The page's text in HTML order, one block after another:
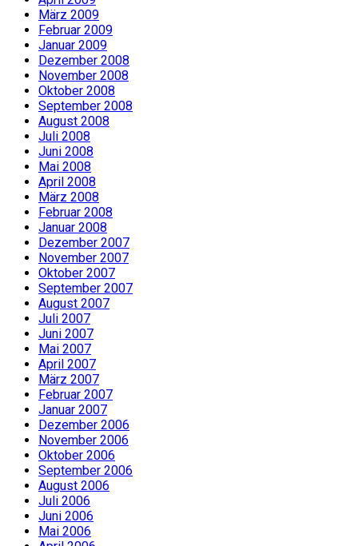
März 2009
Februar 2009
Januar 2009
Dezember 2008
November 2008
Oktober 2008
September 2008
August 2008
Juli 2008
Juni 2008
Mai 2008
April 2008
März 2008
Februar 2008
Januar 2008
Dezember 2007
November 2007
Oktober 2007
September 2007
August 2007
Juli 2007
Juni 2007
Mai 2007
April 2007
März 2007
Februar 2007
Januar 2007
Dezember 2006
November 2006
Oktober 2006
September 2006
August 2006
Juli 2006
Juni 2006
Mai 2006